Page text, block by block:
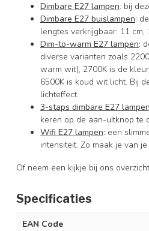
Dimbare E27 lampen: bij
Dimbare E27 buislampen:
lengtes verkrijgbaar: 11 cm,
Dim-to-warm E27 lampen:
diverse varianten zoals
warm wit), 2700K is de
6500K is koud wit licht. Bij
lichteffect.
3-staps dimbare E27 lampen
keren op de aan-uitknop te
Wifi E27 lampen: een
intensiteit. Zo maak je van
Of neem een kijkje bij ons
Specificaties
EAN Code